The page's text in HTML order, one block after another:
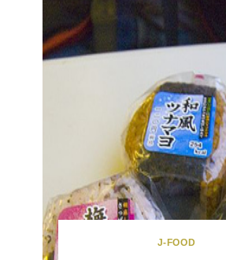
J-FOOD